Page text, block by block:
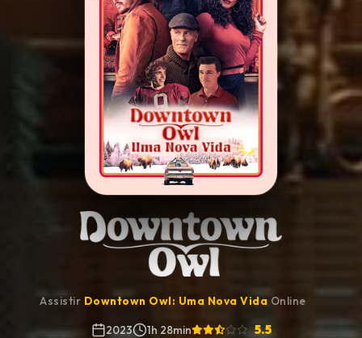
Assistir Downtown Owl: Uma Nova Vida Online
2023
1h 28min 5.5